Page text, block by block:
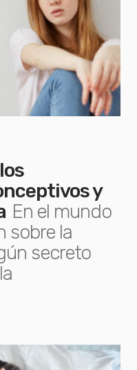
y
En el mundo
sobre la
secreto